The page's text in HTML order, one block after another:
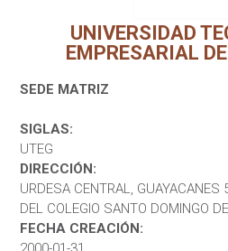
UNIVERSIDAD
EMPRESARIAL
SEDE MATRIZ
SIGLAS:
UTEG
DIRECCIÓN:
URDESA CENTRAL,
DEL COLEGIO SANTO DOMINGO
FECHA CREACIÓN: